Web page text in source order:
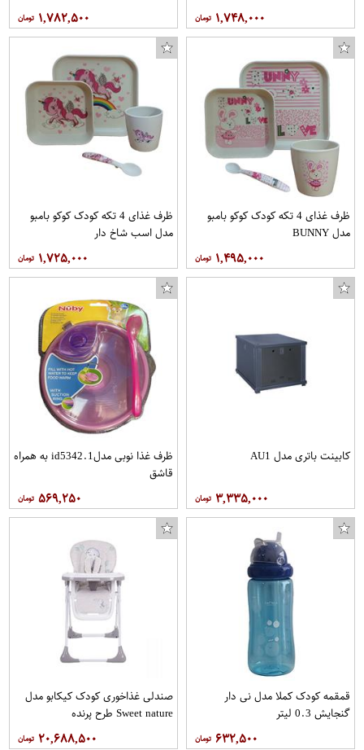
۱,۷۴۸,۰۰۰ ۱,۷۸۲,۵۰۰
ظرف غذای 4 تکه کودک کوکو بامبو
مدل BUNNY
۱,۴۹۵,۰۰۰
ظرف غذای 4 تکه کودک کوکو بامبو
مدل اسب شاخ دار
۱,۷۲۵,۰۰۰
کابینت باتری مدل AU1
۳,۳۳۵,۰۰۰
ظرف غذا نوبی مدلid5342.1 به همراه
قاشق
۵۶۹,۲۵۰
قمقمه کودک کملا مدل نی دار
گنجایش 0.3 لیتر
۶۳۲,۵۰۰
صندلی غذاخوری کودک کیکابو مدل
Sweet nature طرح پرنده
۲۰,۶۸۸,۵۰۰